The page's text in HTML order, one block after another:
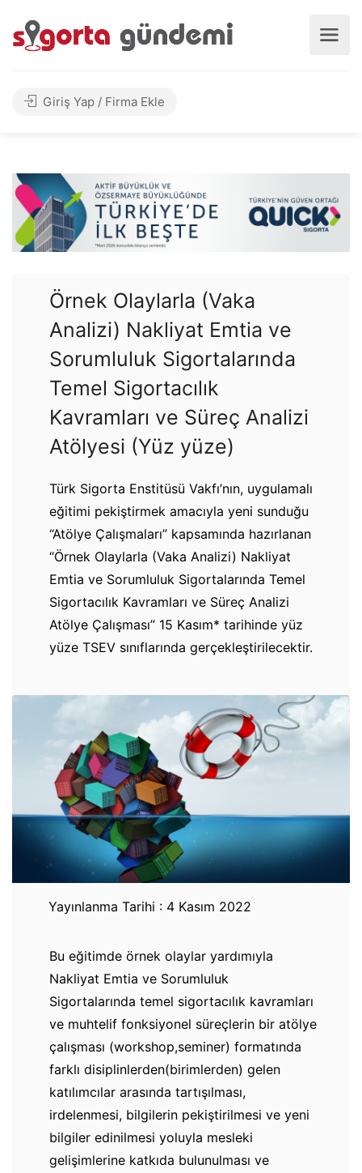
Giriş Yap / Firma Ekle
Örnek Olaylarla (Vaka
Analizi) Nakliyat Emtia ve
Sorumluluk Sigortalarında
Temel Sigortacılık
Kavramları ve Süreç Analizi
Atölyesi (Yüz yüze)
Türk Sigorta Enstitüsü Vakfı’nın, uygulamalı
eğitimi pekiştirmek amacıyla yeni sunduğu
“Atölye Çalışmaları” kapsamında hazırlanan
“Örnek Olaylarla (Vaka Analizi) Nakliyat
Emtia ve Sorumluluk Sigortalarında Temel
Sigortacılık Kavramları ve Süreç Analizi
Atölye Çalışması” 15 Kasım* tarihinde yüz
yüze TSEV sınıflarında gerçekleştirilecektir.
Yayınlanma Tarihi : 4 Kasım 2022
Bu eğitimde örnek olaylar yardımıyla
Nakliyat Emtia ve Sorumluluk
Sigortalarında temel sigortacılık kavramları
ve muhtelif fonksiyonel süreçlerin bir atölye
çalışması (workshop,seminer) formatında
farklı disiplinlerden(birimlerden) gelen
katılımcılar arasında tartışılması,
irdelenmesi, bilgilerin pekiştirilmesi ve yeni
bilgiler edinilmesi yoluyla mesleki
gelişimlerine katkıda bulunulması ve